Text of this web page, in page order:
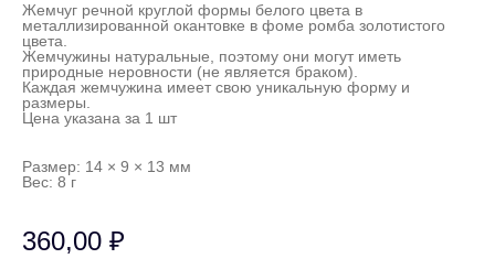
Жемчуг речной круглой формы белого цвета в
металлизированной окантовке в фоме ромба золотистого
цвета.
Жемчужины натуральные, поэтому они могут иметь
природные неровности (не является браком).
Каждая жемчужина имеет свою уникальную форму и
размеры.
Цена указана за 1 шт
Размер: 14 × 9 × 13 мм
Вес: 8 г
360,00 ₽